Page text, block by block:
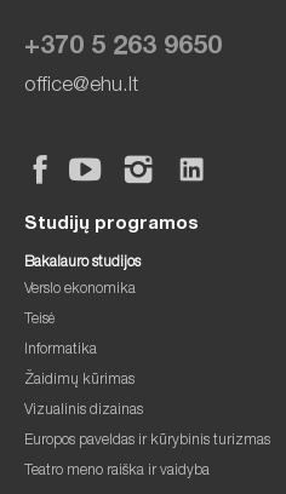
+370 5 263 9650
office@ehu.lt
Studijų programos
Bakalauro studijos
Verslo ekonomika
Teisė
Informatika
Žaidimų kūrimas
Vizualinis dizainas
Europos paveldas ir kūrybinis turizmas
Teatro meno raiška ir vaidyba